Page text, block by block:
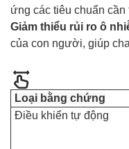
ứng các tiêu chuẩn cần
Giảm thiểu rủi ro ô
của con người, giúp
Loại bằng chứng
Điều khiển tự động